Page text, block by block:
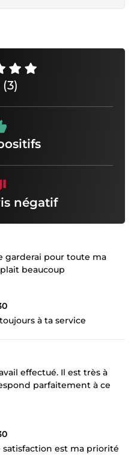
(3)
négatif
garderai pour toute ma
beaucoup
à ta service
effectué. Il est très à
parfaitement à ce
satisfaction est ma priorité